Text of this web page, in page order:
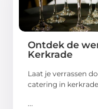
Ontdek de
Kerkrade
Laat je verrassen
catering in
...